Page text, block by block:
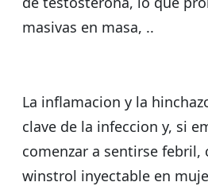
masivas en masa, ..
La inflamacion y la
clave de la infeccion y, si
comenzar a sentirse
winstrol inyectable en